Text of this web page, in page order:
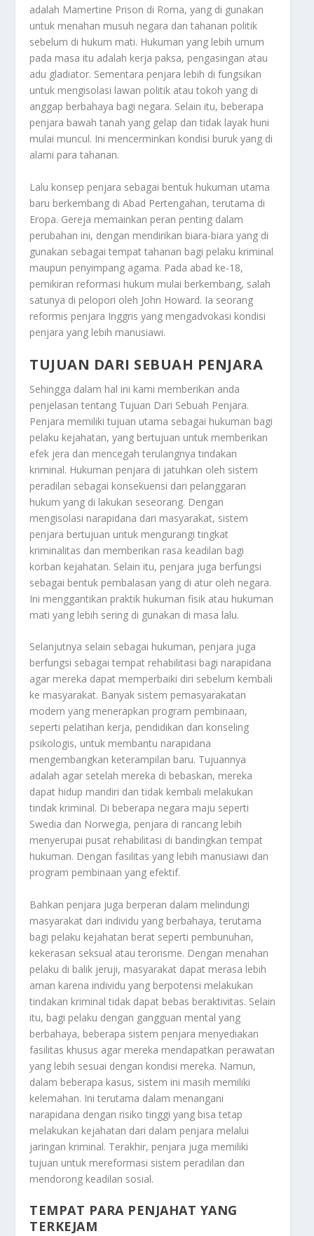
adalah Mamertine Prison di Roma, yang di gunakan
untuk menahan musuh negara dan tahanan politik
sebelum di hukum mati. Hukuman yang lebih umum
pada masa itu adalah kerja paksa, pengasingan atau
adu gladiator. Sementara penjara lebih di fungsikan
untuk mengisolasi lawan politik atau tokoh yang di
anggap berbahaya bagi negara. Selain itu, beberapa
penjara bawah tanah yang gelap dan tidak layak huni
mulai muncul. Ini mencerminkan kondisi buruk yang di
alami para tahanan.
Lalu konsep penjara sebagai bentuk hukuman utama
baru berkembang di Abad Pertengahan, terutama di
Eropa. Gereja memainkan peran penting dalam
perubahan ini, dengan mendirikan biara-biara yang di
gunakan sebagai tempat tahanan bagi pelaku kriminal
maupun penyimpang agama. Pada abad ke-18,
pemikiran reformasi hukum mulai berkembang, salah
satunya di pelopori oleh John Howard. Ia seorang
reformis penjara Inggris yang mengadvokasi kondisi
penjara yang lebih manusiawi.
TUJUAN DARI SEBUAH PENJARA
Sehingga dalam hal ini kami memberikan anda
penjelasan tentang Tujuan Dari Sebuah Penjara.
Penjara memiliki tujuan utama sebagai hukuman bagi
pelaku kejahatan, yang bertujuan untuk memberikan
efek jera dan mencegah terulangnya tindakan
kriminal. Hukuman penjara di jatuhkan oleh sistem
peradilan sebagai konsekuensi dari pelanggaran
hukum yang di lakukan seseorang. Dengan
mengisolasi narapidana dari masyarakat, sistem
penjara bertujuan untuk mengurangi tingkat
kriminalitas dan memberikan rasa keadilan bagi
korban kejahatan. Selain itu, penjara juga berfungsi
sebagai bentuk pembalasan yang di atur oleh negara.
Ini menggantikan praktik hukuman fisik atau hukuman
mati yang lebih sering di gunakan di masa lalu.
Selanjutnya selain sebagai hukuman, penjara juga
berfungsi sebagai tempat rehabilitasi bagi narapidana
agar mereka dapat memperbaiki diri sebelum kembali
ke masyarakat. Banyak sistem pemasyarakatan
modern yang menerapkan program pembinaan,
seperti pelatihan kerja, pendidikan dan konseling
psikologis, untuk membantu narapidana
mengembangkan keterampilan baru. Tujuannya
adalah agar setelah mereka di bebaskan, mereka
dapat hidup mandiri dan tidak kembali melakukan
tindak kriminal. Di beberapa negara maju seperti
Swedia dan Norwegia, penjara di rancang lebih
menyerupai pusat rehabilitasi di bandingkan tempat
hukuman. Dengan fasilitas yang lebih manusiawi dan
program pembinaan yang efektif.
Bahkan penjara juga berperan dalam melindungi
masyarakat dari individu yang berbahaya, terutama
bagi pelaku kejahatan berat seperti pembunuhan,
kekerasan seksual atau terorisme. Dengan menahan
pelaku di balik jeruji, masyarakat dapat merasa lebih
aman karena individu yang berpotensi melakukan
tindakan kriminal tidak dapat bebas beraktivitas. Selain
itu, bagi pelaku dengan gangguan mental yang
berbahaya, beberapa sistem penjara menyediakan
fasilitas khusus agar mereka mendapatkan perawatan
yang lebih sesuai dengan kondisi mereka. Namun,
dalam beberapa kasus, sistem ini masih memiliki
kelemahan. Ini terutama dalam menangani
narapidana dengan risiko tinggi yang bisa tetap
melakukan kejahatan dari dalam penjara melalui
jaringan kriminal. Terakhir, penjara juga memiliki
tujuan untuk mereformasi sistem peradilan dan
mendorong keadilan sosial.
TEMPAT PARA PENJAHAT YANG
TERKEJAM